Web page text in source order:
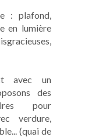
: plafond,
en lumière
avec un
des
pour
verdure,
(quai de